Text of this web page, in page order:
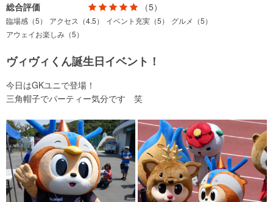
総合評価 （5）
臨場感（5） アクセス（4.5） イベント充実（5）
グルメ（5）
アウェイお楽しみ（5）
ヴィヴィくん誕生日イベント！
今日はGKユニで登場！
三角帽子でパーティー気分です 笑